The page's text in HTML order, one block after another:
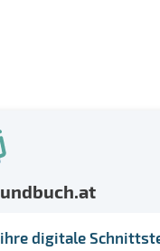
digitale